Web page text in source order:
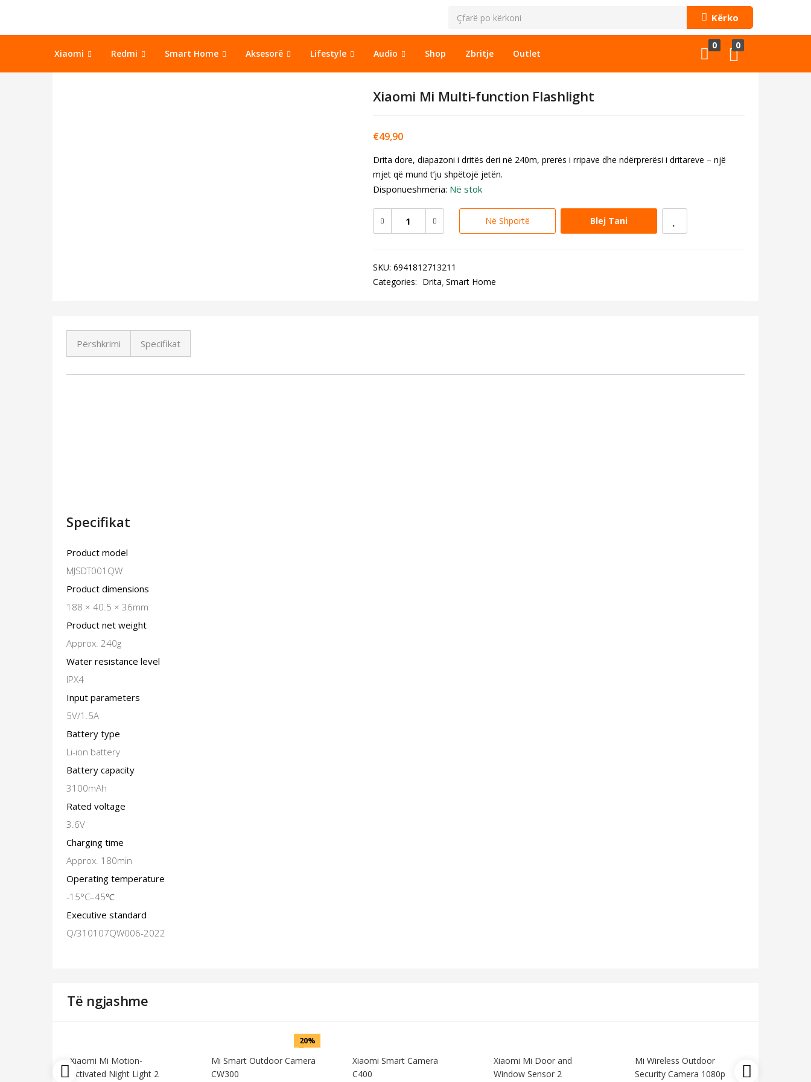
Kërko
Xiaomi Redmi Smart Home Aksesorë Lifestyle Audio Shop Zbritje Outlet
0 0
Xiaomi Mi Multi-function Flashlight
€49,90
Drita dore, diapazoni i dritës deri në 240m, prerës i rripave dhe ndërprerësi i dritareve – një
mjet që mund t’ju shpëtojë jetën.
Disponueshmëria: Në stok
Në Shportë Blej Tani
SKU: 6941812713211
Categories: Drita Smart Home
Përshkrimi Specifikat
Specifikat
Product model
MJSDT001QW
Product dimensions
188 × 40.5 × 36mm
Product net weight
Approx. 240g
Water resistance level
IPX4
Input parameters
5V/1.5A
Battery type
Li-ion battery
Battery capacity
3100mAh
Rated voltage
3.6V
Charging time
Approx. 180min
Operating temperature
-15°C–45℃
Executive standard
Q/310107QW006-2022
Të ngjashme
Xiaomi Mi Motion-
Activated Night Light 2
20%
Mi Smart Outdoor Camera
CW300
Xiaomi Smart Camera
C400
Xiaomi Mi Door and
Window Sensor 2
Mi Wireless Outdoor
Security Camera 1080p